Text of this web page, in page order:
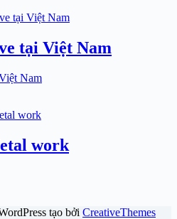
tại Việt Nam
Nam
work
tạo bởi CreativeThemes